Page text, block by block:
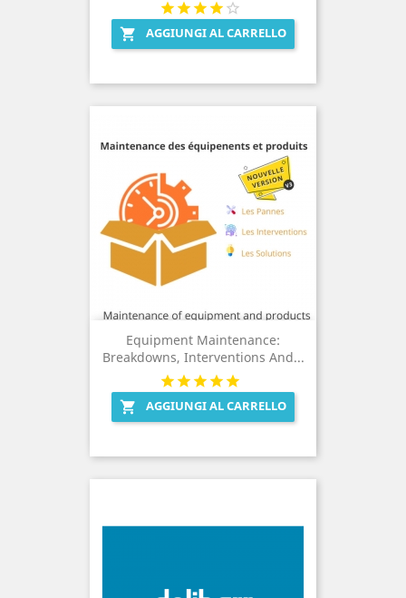
 AGGIUNGI AL CARRELLO
Equipment Maintenance:
Breakdowns, Interventions And...
 AGGIUNGI AL CARRELLO